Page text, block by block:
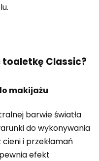
Classic?
makijażu
barwie światła
do wykonywania
i przekłamań
efekt